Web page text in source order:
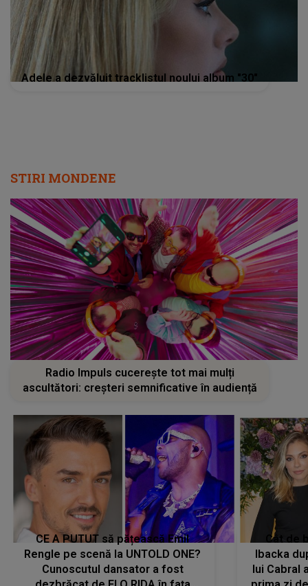
Adele a dezvăluit tracklistul noului album "30"
STIRI MONDENE
Radio Impuls cucerește tot mai mulți
ascultători: creșteri semnificative în audiență
CE A PUTUT să pățească Emil
Rengle pe scenă la UNTOLD ONE?
Cunoscutul dansator a fost
Cât de
Ibacka
lui Cabral